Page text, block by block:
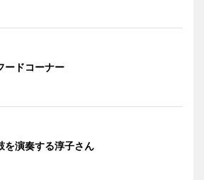
ードコーナー
を演奏する淳子さん